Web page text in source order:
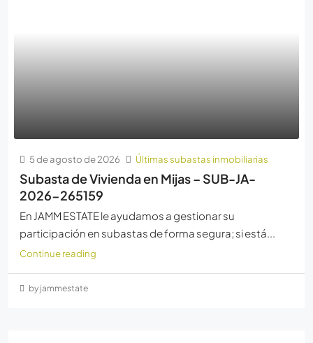
5 de agosto de 2026 Últimas subastas inmobiliarias
Subasta de Vivienda en Mijas – SUB-JA-
2026-265159
En JAMM ESTATE le ayudamos a gestionar su
participación en subastas de forma segura; si está...
Continue reading
by jammestate